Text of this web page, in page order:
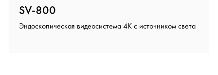
SV-800
Эндоскопическая видеосистема 4K с источником света